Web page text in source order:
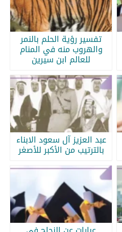
تفسير رؤية الحلم بالنمر
والهروب منه في المنام
للعالم ابن سيرين
عبد العزيز آل سعود الابناء
بالترتيب من الأكبر للأصغر